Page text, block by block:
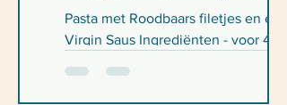
Pasta met Roodbaars filetjes en een
Virgin Saus Ingrediënten - voor 4